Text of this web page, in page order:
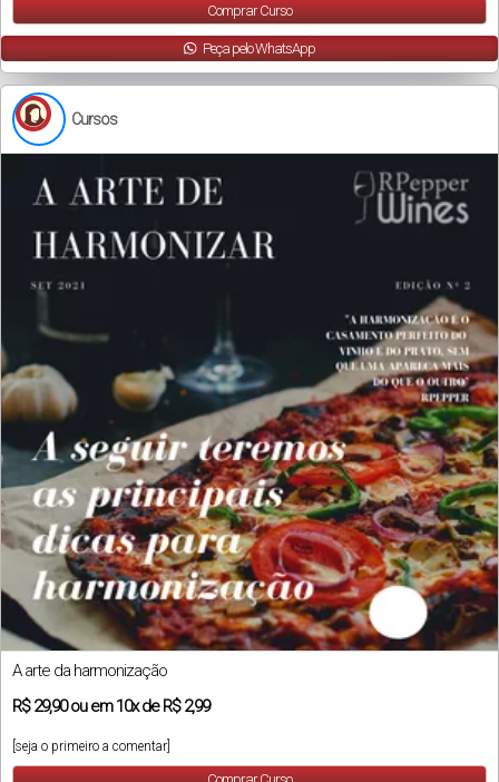
Comprar Curso
Peça pelo WhatsApp
Cursos
A arte da harmonização
R$29,90ou em10xde R$ 2,99
[seja o primeiro a comentar]